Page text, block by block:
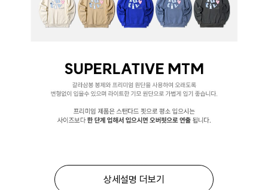
상세설명 더보기